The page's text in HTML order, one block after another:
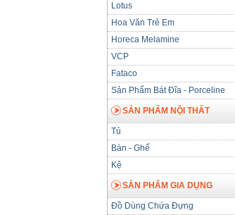
Lotus
Hoa Văn Trẻ Em
Horeca Melamine
VCP
Fataco
Sản Phẩm Bát Đĩa - Porceline
SẢN PHẨM NỘI THẤT
Tủ
Bàn - Ghế
Kệ
SẢN PHẨM GIA DỤNG
Đồ Dùng Chứa Đựng